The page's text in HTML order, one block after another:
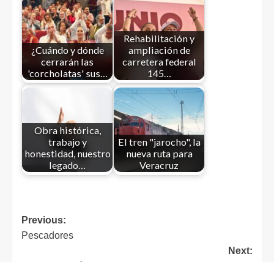
¿Cuándo y dónde
cerrarán las
'corcholatas' sus…
Rehabilitación y
ampliación de
carretera federal
145…
Obra histórica,
trabajo y
honestidad, nuestro
legado…
El tren "jarocho", la
nueva ruta para
Veracruz
Previous:
Pescadores
Next: